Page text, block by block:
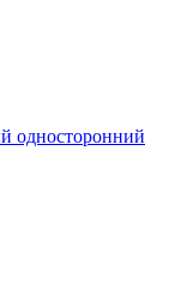
односторонний